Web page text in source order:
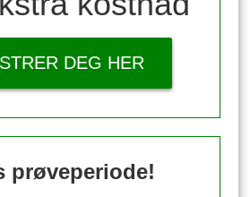
DEG HER
prøveperiode!